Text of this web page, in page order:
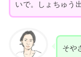
いで。しょちゅう
そや